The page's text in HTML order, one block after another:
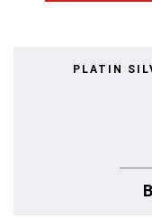
PLATIN